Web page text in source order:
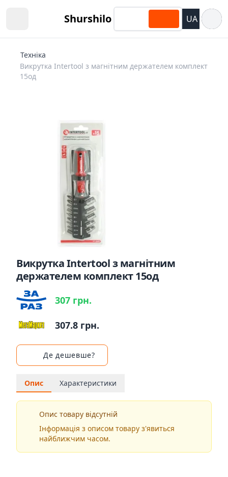
Shurshilo UA
Техніка
Викрутка Intertool з магнітним держателем комплект
15од
Викрутка Intertool з магнітним
держателем комплект 15од
307 грн.
307.8 грн.
Де дешевше?
Опис Характеристики
Опис товару відсутній
Інформація з описом товару з'явиться
найближчим часом.